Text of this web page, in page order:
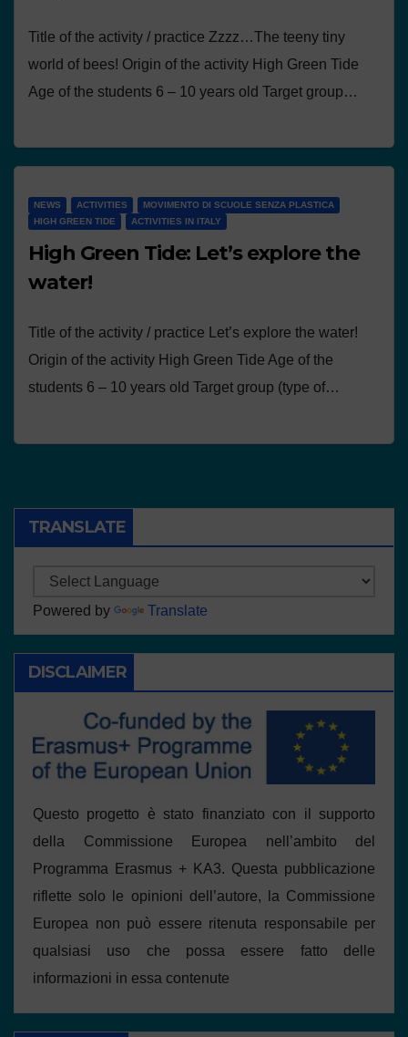
Title of the activity / practice Zzzz…The teeny tiny
world of bees! Origin of the activity High Green Tide
Age of the students 6 – 10 years old Target group…
NEWS ACTIVITIES
MOVIMENTO DI SCUOLE SENZA PLASTICA
HIGH GREEN TIDE
ACTIVITIES IN ITALY
High Green Tide: Let’s explore the
water!
Title of the activity / practice Let’s explore the water!
Origin of the activity High Green Tide Age of the
students 6 – 10 years old Target group (type of…
TRANSLATE
Powered by Translate
DISCLAIMER
Questo progetto è stato finanziato con il supporto
della Commissione Europea nell’ambito del
Programma Erasmus + KA3. Questa pubblicazione
riflette solo le opinioni dell’autore, la Commissione
Europea non può essere ritenuta responsabile per
qualsiasi uso che possa essere fatto delle
informazioni in essa contenute